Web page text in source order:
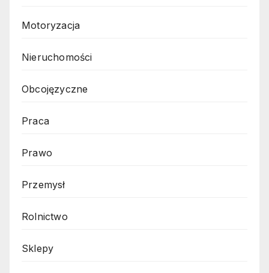
Motoryzacja
Nieruchomości
Obcojęzyczne
Praca
Prawo
Przemysł
Rolnictwo
Sklepy